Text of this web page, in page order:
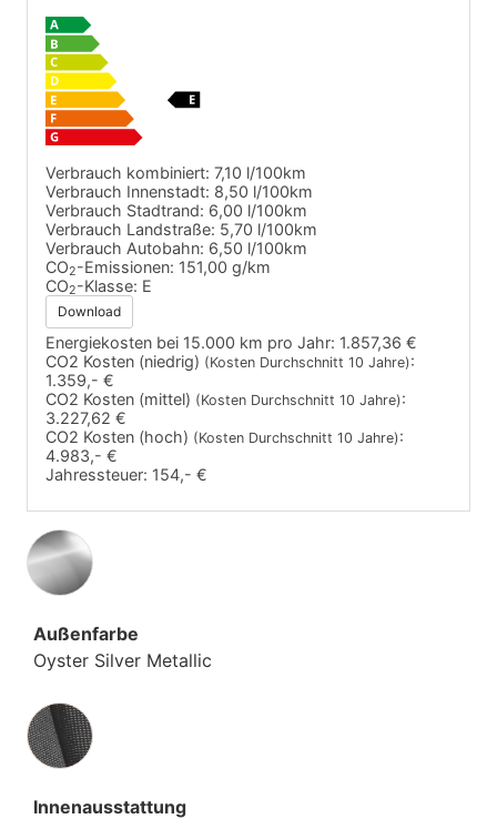
Verbrauch kombiniert: 7,10 l/100km
Verbrauch Innenstadt: 8,50 l/100km
Verbrauch Stadtrand: 6,00 l/100km
Verbrauch Landstraße: 5,70 l/100km
Verbrauch Autobahn: 6,50 l/100km
CO2-Emissionen: 151,00 g/km
CO2-Klasse: E
Download
Energiekosten bei 15.000 km pro Jahr: 1.857,36 €
CO2 Kosten (niedrig) (Kosten Durchschnitt 10 Jahre):
1.359,- €
CO2 Kosten (mittel) (Kosten Durchschnitt 10 Jahre):
3.227,62 €
CO2 Kosten (hoch) (Kosten Durchschnitt 10 Jahre):
4.983,- €
Jahressteuer: 154,- €
Außenfarbe
Oyster Silver Metallic
Innenausstattung
Innenausstattung